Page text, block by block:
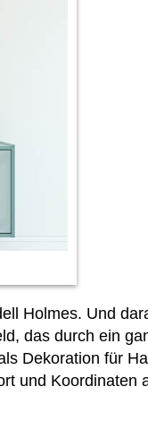
Holmes. Und
das durch ein
Dekoration für
und Koordinaten